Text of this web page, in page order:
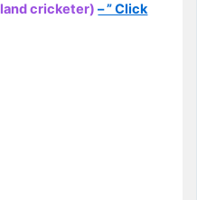
cricketer)– ” Click